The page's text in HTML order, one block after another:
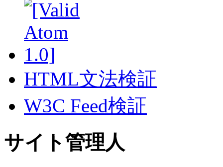
HTML文法検証
W3C Feed検証
サイト管理人